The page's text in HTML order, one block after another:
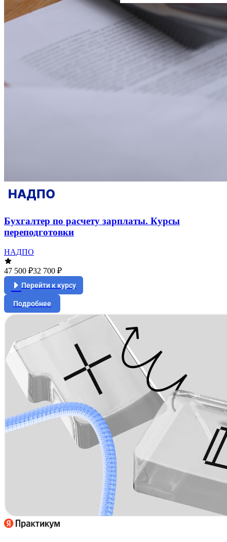
Бухгалтер по расчету зарплаты. Курсы
переподготовки
НАДПО
47 500 ₽32 700 ₽
Перейти к курсу
Подробнее